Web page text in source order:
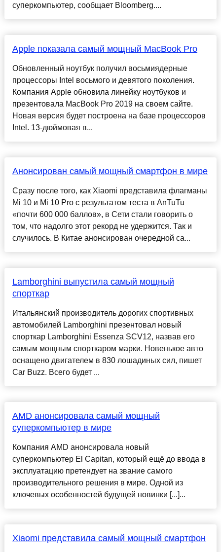
суперкомпьютер, сообщает Bloomberg....
Apple показала самый мощный MacBook Pro
Обновленный ноутбук получил восьмиядерные
процессоры Intel восьмого и девятого поколения.
Компания Apple обновила линейку ноутбуков и
презентовала MacBook Pro 2019 на своем сайте.
Новая версия будет построена на базе процессоров
Intel. 13-дюймовая в...
Анонсирован самый мощный смартфон в мире
Сразу после того, как Xiaomi представила флагманы
Mi 10 и Mi 10 Pro с результатом теста в AnTuTu
«почти 600 000 баллов», в Сети стали говорить о
том, что надолго этот рекорд не удержится. Так и
случилось. В Китае анонсирован очередной са...
Lamborghini выпустила самый мощный
спорткар
Итальянский производитель дорогих спортивных
автомобилей Lamborghini презентовал новый
спорткар Lamborghini Essenza SCV12, назвав его
самым мощным спорткаром марки. Новенькое авто
оснащено двигателем в 830 лошадиных сил, пишет
Car Buzz. Всего будет ...
AMD анонсировала самый мощный
суперкомпьютер в мире
Компания AMD анонсировала новый
суперкомпьютер El Capitan, который ещё до ввода в
эксплуатацию претендует на звание самого
производительного решения в мире. Одной из
ключевых особенностей будущей новинки [...]...
Xiaomi представила самый мощный смартфон